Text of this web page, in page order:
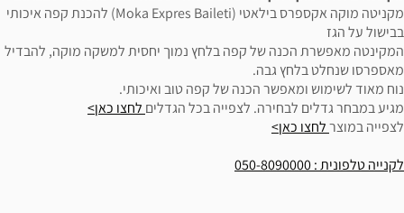
מקניטה מוקה אקספרס בילאטי (Moka Expres Baileti) להכנת קפה איכותי
בבישול על הגז
המקינטה מאפשרת הכנה של קפה בלחץ נמוך יחסית למשקה מוקה, להבדיל
מאספרסו שנחלט בלחץ גבה.
נוח מאוד לשימוש ומאפשר הכנה של קפה טוב ואיכותי.
מגיע במבחר גדלים לבחירה. לצפייה בכל הגדלים לחצו כאן>
לצפייה במוצרלחצו כאן>
לקנייה טלפונית : 050-8090000